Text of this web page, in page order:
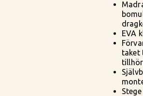
EVA
taket
Stege